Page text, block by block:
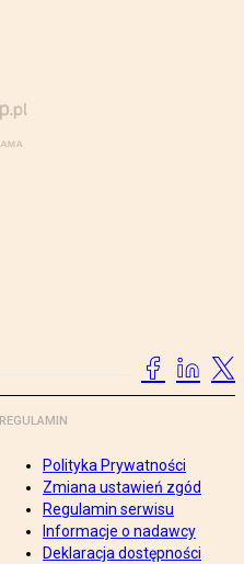
REGULAMIN
Polityka Prywatności
Zmiana ustawień zgód
Regulamin serwisu
Informacje o nadawcy
Deklaracja dostępności